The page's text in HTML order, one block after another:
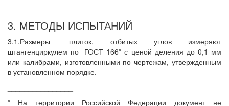
3. МЕТОДЫ ИСПЫТАНИЙ
3.1.Размеры
плиток, отбитых углов измеряют
штангенциркулем по ГОСТ 166* с ценой деления до 0,1 мм
или калибрами, изготовленными по чертежам, утвержденным
в установленном порядке.
* На территории Российской Федерации документ не